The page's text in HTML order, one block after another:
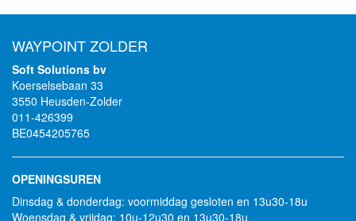
WAYPOINT ZOLDER
Soft Solutions bv
Koerselsebaan 33
3550 Heusden-Zolder
011-426399
BE0454205765
OPENINGSUREN
Dinsdag & donderdag: voormiddag gesloten en 13u30-18u
Woensdag & vrijdag: 10u-12u30 en 13u30-18u